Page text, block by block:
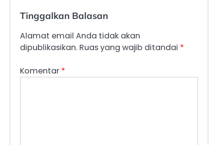
Tinggalkan Balasan
Alamat email Anda tidak akan
dipublikasikan. Ruas yang wajib ditandai *
Komentar *